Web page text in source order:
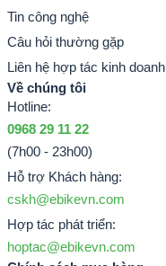
Tin công nghệ
Câu hỏi thường gặp
Liên hệ hợp tác kinh doanh
Về chúng tôi
Hotline:
0968 29 11 22
(7h00 - 23h00)
Hỗ trợ Khách hàng:
cskh@ebikevn.com
Hợp tác phát triển:
hoptac@ebikevn.com